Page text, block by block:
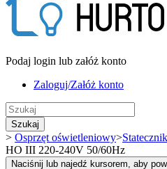
Podaj login lub załóż konto
Zaloguj/Załóż konto
Szukaj
> Osprzęt oświetleniowy>
HO III 220-240V 50/60Hz
Naciśnij lub najedź kursorem, aby